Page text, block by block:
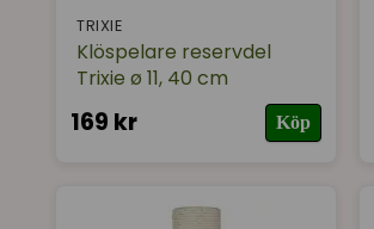
TRIXIE
Klöspelare reservdel
Trixie ø 11, 40 cm
169 kr Köp